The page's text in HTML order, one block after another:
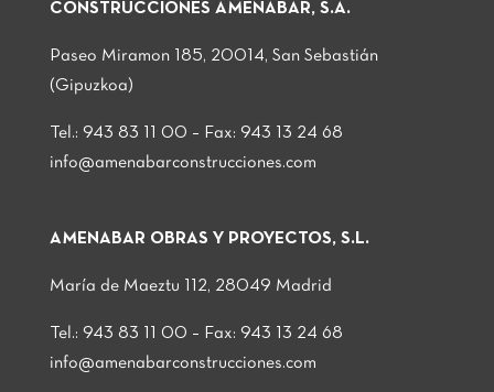
CONSTRUCCIONES AMENABAR, S.A.
Paseo Miramon 185, 20014, San Sebastián
(Gipuzkoa)
Tel.: 943 83 11 00 – Fax: 943 13 24 68
info@amenabarconstrucciones.com
AMENABAR OBRAS Y PROYECTOS, S.L.
María de Maeztu 112, 28049 Madrid
Tel.: 943 83 11 00 – Fax: 943 13 24 68
info@amenabarconstrucciones.com